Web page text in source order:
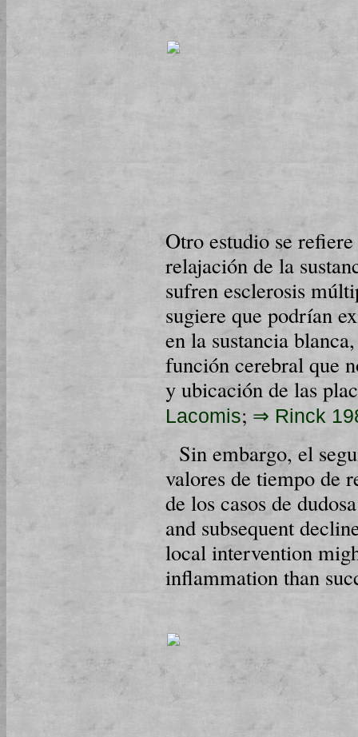
Otro estudio se
relajación de la
sufren esclerosis
sugiere que podrían
en la sustancia
función cerebral que
y ubicación de las
Lacomis; ⇒ Rinck
Sin embargo, el
valores de tiempo de
de los casos de
and subsequent
local intervention
inflammation than